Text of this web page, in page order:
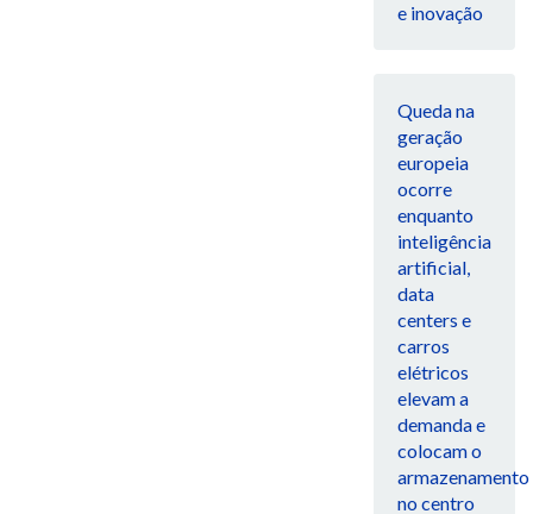
e inovação
Queda na
geração
europeia
ocorre
enquanto
inteligência
artificial,
data
centers e
carros
elétricos
elevam a
demanda e
colocam o
armazenamento
no centro